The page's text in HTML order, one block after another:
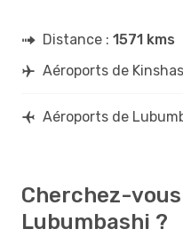
Distance : 1571 kms
Aéroports de
Aéroports de
Cherchez-
Lubumbashi ?